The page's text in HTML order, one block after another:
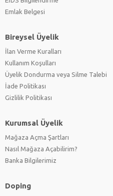
Emlak Belgesi
Bireysel Üyelik
İlan Verme Kuralları
Kullanım Koşulları
Üyelik Dondurma veya Silme Talebi
İade Politikası
Gizlilik Politikası
Kurumsal Üyelik
Mağaza Açma Şartları
Nasıl Mağaza Açabilirim?
Banka Bilgilerimiz
Doping